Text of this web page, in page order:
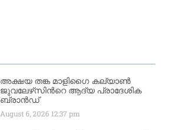
അക്ഷയ തങ്ക മാളിഗൈ കല്യാണ്‍
ജുവലേഴ്‌സിന്‍റെ ആദ്യ പ്രാദേശിക
ബ്രാന്‍ഡ്
August 6, 2026 12:37 pm